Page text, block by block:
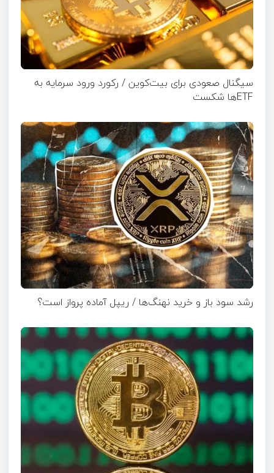
سیگنال صعودی برای بیت‌کوین / رکورد ورود سرمایه به
ETFها شکست
رشد سود باز و خرید نهنگ‌ها / ریپل آماده پرواز است؟